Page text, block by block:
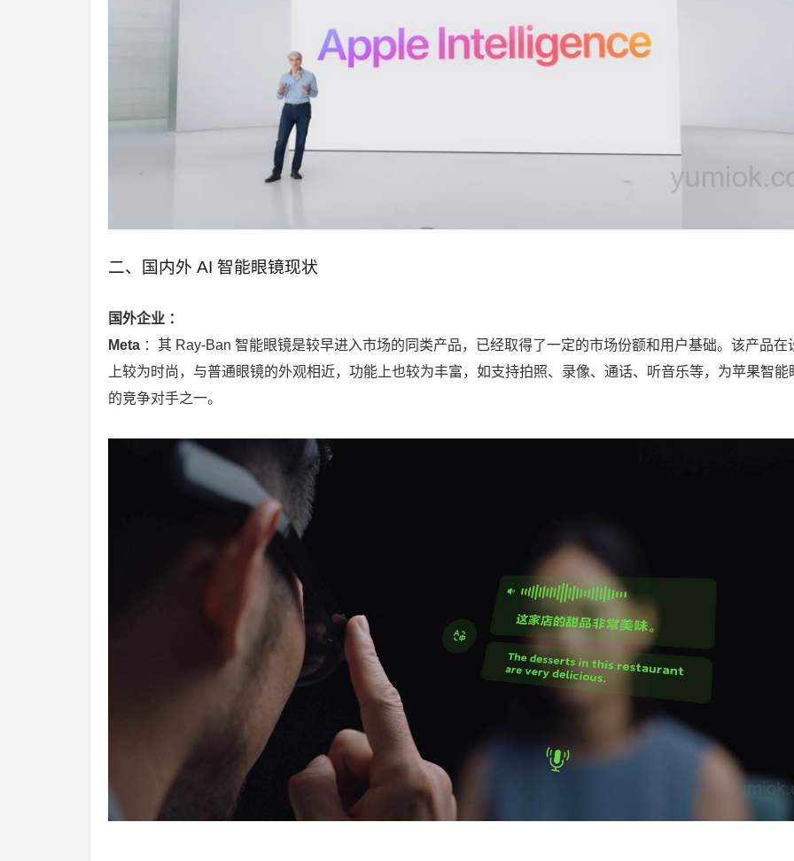
二、国内外 AI 智能眼镜现状
国外企业 ：
Meta ：其 Ray-Ban 智能眼镜是较早进入市场的同类产品，已经取得了一定的市场份额和用户基础。该产品在
上较为时尚，与普通眼镜的外观相近，功能上也较为丰富，如支持拍照、录像、通话、听音乐等，为苹果智能
的竞争对手之一。